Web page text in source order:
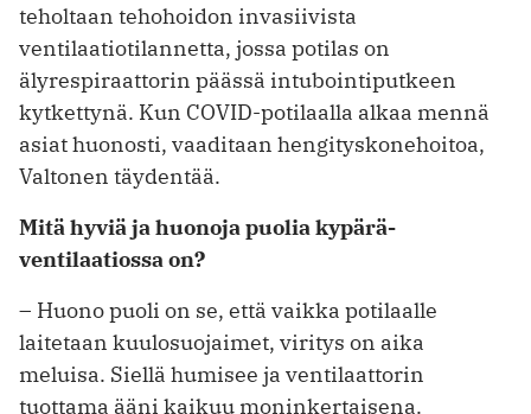
teholtaan tehohoidon invasiivista
ventilaatiotilannetta, jossa potilas on
älyrespiraattorin päässä intubointiputkeen
kytkettynä. Kun COVID-potilaalla alkaa mennä
asiat huonosti, vaaditaan hengityskone­hoitoa,
Valtonen täydentää.
Mitä hyviä ja huonoja puolia kypärä­
ventilaatiossa on?
– Huono puoli on se, että vaikka potilaalle
laitetaan kuulosuojaimet, viritys on aika
meluisa. Siellä humisee ja ventilaattorin
tuottama ääni kaikuu moninkertaisena.